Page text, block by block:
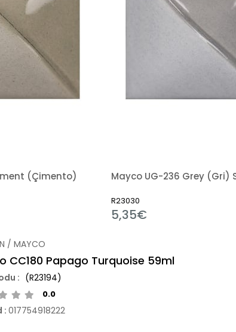
(Çimento)
R23030
5,35€
/ MAYCO
CC180 Papago Turquoise 59ml
(R23194)
0.0
: 017754918222